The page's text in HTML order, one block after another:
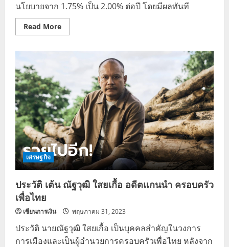
นโยบายจาก 1.75% เป็น 2.00% ต่อปี โดยมีผลทันที
Read MoreRead
more
0.25%
คน
กู้
บ้าน
ร้อง
โอ้ย
เศรษฐกิจ
ประวัติ เต้น ณัฐวุฒิ ใสยเกื้อ อดีตแกนนำ ครอบครัว
เพื่อไทย
เซียนการเงิน พฤษภาคม 31, 2023
ประวัติ นายณัฐวุฒิ ใสยเกื้อ เป็นบุคคลสำคัญในวงการ
การเมืองและเป็นผู้อำนวยการครอบครัวเพื่อไทย หลังจาก